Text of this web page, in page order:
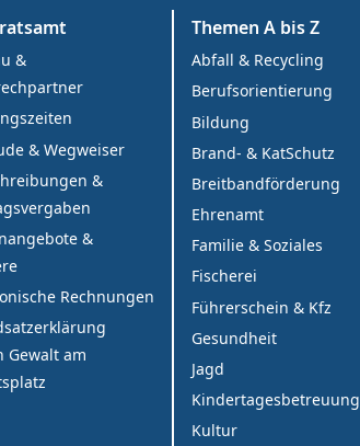
&
& Wegweiser
&
&
Rechnungen
Gewalt am
Themen A bis Z
Abfall & Recycling
Berufsorientierung
Bildung
Brand- & KatSchutz
Breitbandförderung
Ehrenamt
Familie & Soziales
Fischerei
Führerschein & Kfz
Gesundheit
Jagd
Kindertagesbetreuung
Kultur